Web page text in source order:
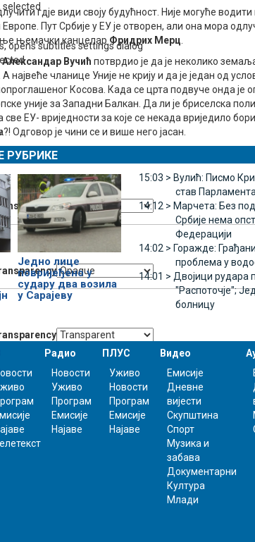
selected
, opens subtitles settings dialog
Escape will cancel and close the window.
гдје види своју будућност. Није могуће
Пут Србије у ЕУ је отворен, али она мора
њемачки канцелар Фридрих Мерц.
Александар Вучић потврдио је да је неколико
највеће чланице Уније не крију и да је један од
Косова. Када се црта подвуче онда је
уније за Западни Балкан. Да ли је бриселска
ЕУ- вриједности за које се некада вриједило
Одговор је чини се и више него јасан.
РУБРИКЕ
Једно лице
повријеђено у
судару два возила
у Сарајеву
15:03 > Вулић: Писмо
став
14:12 > Марчета: Без
Србије нема
Федерацији
14:02 > Горажде:
проблема у
14:01 > Двојици рудара
"Распоточје";
болницу
Радио
Новости
Уживо
Програм
Емисије
Најаве
ПЛУС
Уживо
Новости
Програм
Емисије
Најаве
Видео
Емисије
Дневне
вијести
Скупштина
Спорт
Музика и
забава
Документарни
Култура
Млади